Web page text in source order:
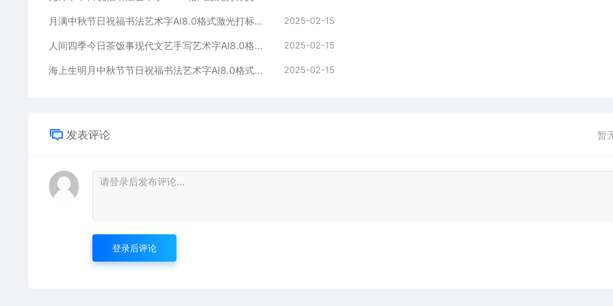
月满中秋节日祝福书法艺术字AI8.0格式激光打标文件通用矢量图 2025-02-15
人间四季今日茶饭事现代文艺手写艺术字AI8.0格式激光打标文件通用矢量图 2025-02-15
海上生明月中秋节节日祝福书法艺术字AI8.0格式激光打标文件通用矢量图 2025-02-15
发表评论 暂
登录后评论